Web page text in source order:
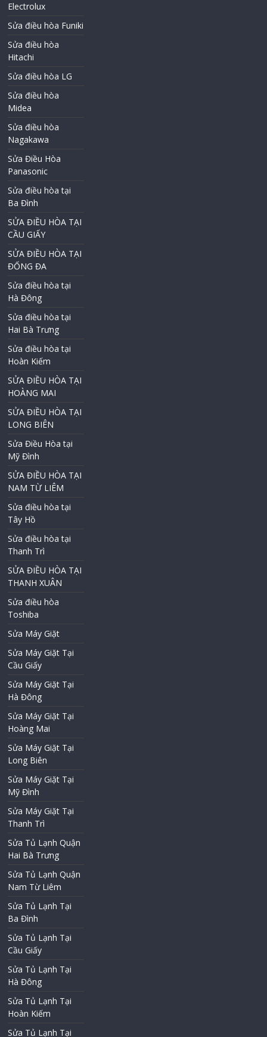
Electrolux
Sửa điều hòa Funiki
Sửa điều hòa
Hitachi
Sửa điều hòa LG
Sửa điều hòa
Midea
Sửa điều hòa
Nagakawa
Sửa Điều Hòa
Panasonic
Sửa điều hòa tại
Ba Đình
SỬA ĐIỀU HÒA TẠI
CẦU GIẤY
SỬA ĐIỀU HÒA TẠI
ĐỐNG ĐA
Sửa điều hòa tại
Hà Đông
Sửa điều hòa tại
Hai Bà Trưng
Sửa điều hòa tại
Hoàn Kiếm
SỬA ĐIỀU HÒA TẠI
HOÀNG MAI
SỬA ĐIỀU HÒA TẠI
LONG BIÊN
Sửa Điều Hòa tại
Mỹ Đình
SỬA ĐIỀU HÒA TẠI
NAM TỪ LIÊM
Sửa điều hòa tại
Tây Hồ
Sửa điều hòa tại
Thanh Trì
SỬA ĐIỀU HÒA TẠI
THANH XUÂN
Sửa điều hòa
Toshiba
Sửa Máy Giặt
Sửa Máy Giặt Tại
Cầu Giấy
Sửa Máy Giặt Tại
Hà Đông
Sửa Máy Giặt Tại
Hoàng Mai
Sửa Máy Giặt Tại
Long Biên
Sửa Máy Giặt Tại
Mỹ Đình
Sửa Máy Giặt Tại
Thanh Trì
Sửa Tủ Lạnh Quận
Hai Bà Trưng
Sửa Tủ Lạnh Quận
Nam Từ Liêm
Sửa Tủ Lạnh Tại
Ba Đình
Sửa Tủ Lạnh Tại
Cầu Giấy
Sửa Tủ Lạnh Tại
Hà Đông
Sửa Tủ Lạnh Tại
Hoàn Kiếm
Sửa Tủ Lạnh Tại